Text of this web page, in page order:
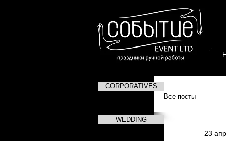
Все посты
23
CORPORATIVES
WEDDING